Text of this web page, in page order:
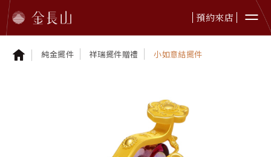
預約來店
純金擺件 祥瑞擺件贈禮 小如意結擺件